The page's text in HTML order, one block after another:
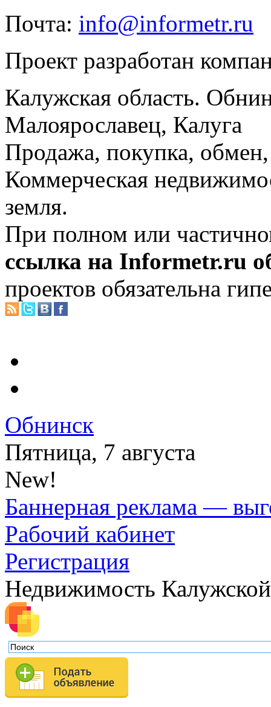
Почта: info@informetr.ru
Проект разработан
Калужская область.
Малоярославец, Калуга
Продажа, покупка, обмен,
Коммерческая
земля.
При полном или
ссылка на Informetr.ru
проектов обязательна
Обнинск
Пятница, 7 августа
New!
Баннерная реклама —
Рабочий кабинет
Регистрация
Недвижимость